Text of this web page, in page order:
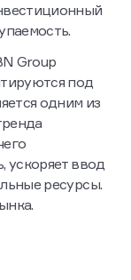
Group
под
одним из
ускоряет ввод
ресурсы.